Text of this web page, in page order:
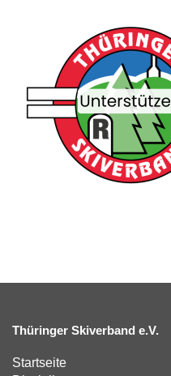
Thüringer Skiverband e.V.
Startseite